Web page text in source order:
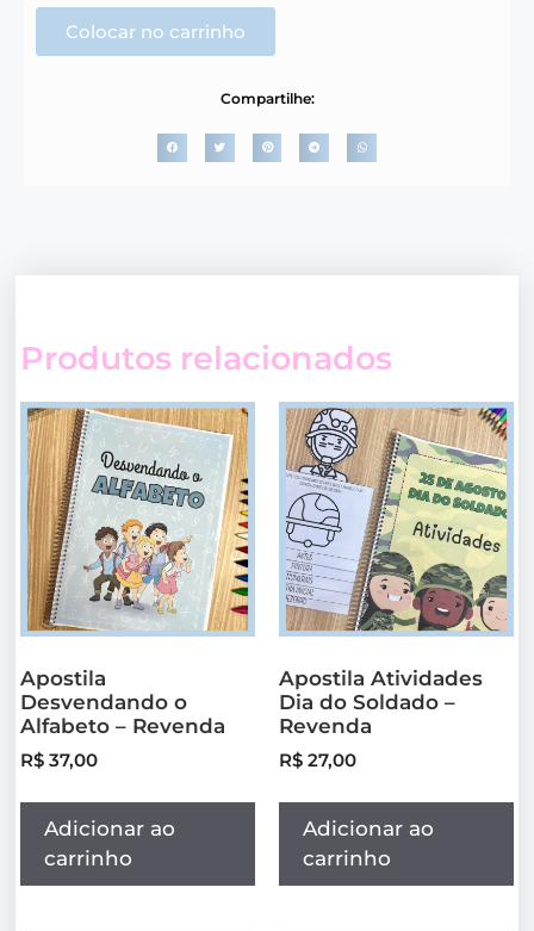
Colocar no carrinho
Compartilhe:
Produtos relacionados
Apostila
Desvendando o
Alfabeto – Revenda
R$ 37,00
Adicionar ao
carrinho
Apostila Atividades
Dia do Soldado –
Revenda
R$ 27,00
Adicionar ao
carrinho